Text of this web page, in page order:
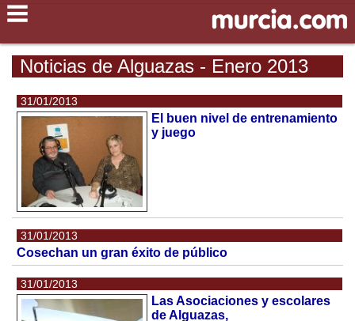
Noticias de Alguazas - Enero 2013
31/01/2013
El buen nivel de entrenamiento
y juego
31/01/2013
Cosechan un gran éxito de público
31/01/2013
Las Asociaciones y escolares
de Alguazas,